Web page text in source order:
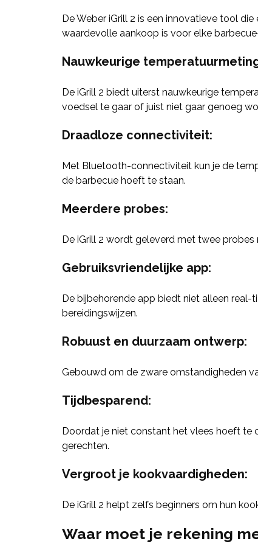
De Weber iGrill 2 is een innovatieve tool
waardevolle aankoop is voor elke
Nauwkeurige
De iGrill 2 biedt uiterst nauwkeurige
voedsel te gaar of juist niet gaar genoeg
Draadloze connectiviteit:
Met Bluetooth-connectiviteit kun je de
de barbecue hoeft te staan.
Meerdere probes:
De iGrill 2 wordt geleverd met twee
Gebruiksvriendelijke app:
De bijbehorende app biedt niet alleen
bereidingswijzen.
Robuust en duurzaam ontwerp:
Gebouwd om de zware omstandigheden
Tijdbesparend:
Doordat je niet constant het vlees hoeft te
gerechten.
Vergroot je kookvaardigheden:
De iGrill 2 helpt zelfs beginners om hun
Waar moet je rekening